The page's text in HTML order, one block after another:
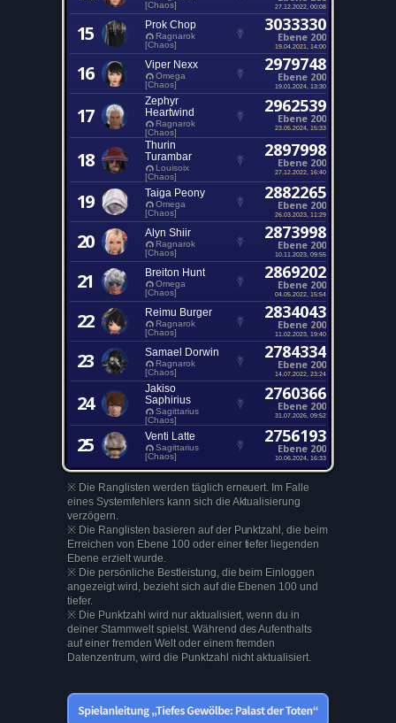
[Chaos]
27.12.2022, 00:08
15 Prok Chop
Ragnarok
[Chaos]
3033330
Ebene 200
19.04.2021, 14:00
16 Viper Nexx
Omega
[Chaos]
2979748
Ebene 200
19.01.2024, 13:30
17
Zephyr
Heartwind
Ragnarok
[Chaos]
2962539
Ebene 200
23.05.2024, 15:33
18
Thurin
Turambar
Louisoix
[Chaos]
2897998
Ebene 200
27.12.2022, 16:40
19 Taiga Peony
Omega
[Chaos]
2882265
Ebene 200
26.03.2023, 11:29
20 Alyn Shiir
Ragnarok
[Chaos]
2873998
Ebene 200
10.11.2023, 09:55
21 Breiton Hunt
Omega
[Chaos]
2869202
Ebene 200
04.05.2022, 15:54
22 Reimu Burger
Ragnarok
[Chaos]
2834043
Ebene 200
11.02.2023, 19:40
23 Samael Dorwin
Ragnarok
[Chaos]
2784334
Ebene 200
14.07.2022, 23:24
24
Jakiso
Saphirius
Sagittarius
[Chaos]
2760366
Ebene 200
31.07.2026, 09:52
25 Venti Latte
Sagittarius
[Chaos]
2756193
Ebene 200
10.06.2024, 16:33
※ Die Ranglisten werden täglich erneuert. Im Falle
eines Systemfehlers kann sich die Aktualisierung
verzögern.
※ Die Ranglisten basieren auf der Punktzahl, die beim
Erreichen von Ebene 100 oder einer tiefer liegenden
Ebene erzielt wurde.
※ Die persönliche Bestleistung, die beim Einloggen
angezeigt wird, bezieht sich auf die Ebenen 100 und
tiefer.
※ Die Punktzahl wird nur aktualisiert, wenn du in
deiner Stammwelt spielst. Während des Aufenthalts
auf einer fremden Welt oder einem fremden
Datenzentrum, wird die Punktzahl nicht aktualisiert.